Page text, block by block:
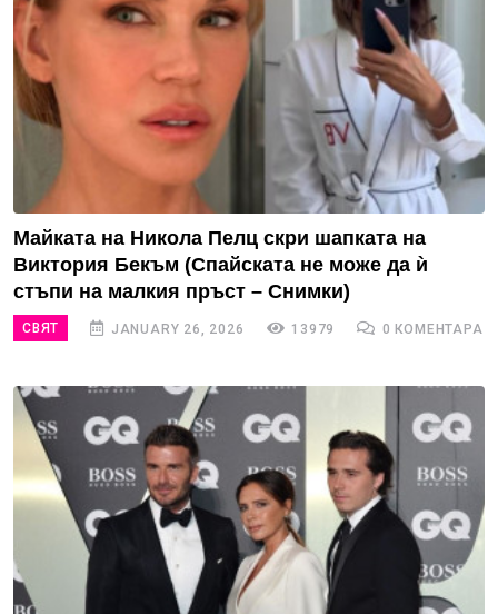
Майката на Никола Пелц скри шапката на
Виктория Бекъм (Спайската не може да ѝ
стъпи на малкия пръст – Снимки)
СВЯТ JANUARY 26, 2026 13979 0 КОМЕНТАРА